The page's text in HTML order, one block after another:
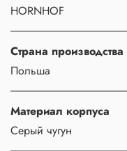
HORNHOF
Страна производства
Польша
Материал корпуса
Серый чугун